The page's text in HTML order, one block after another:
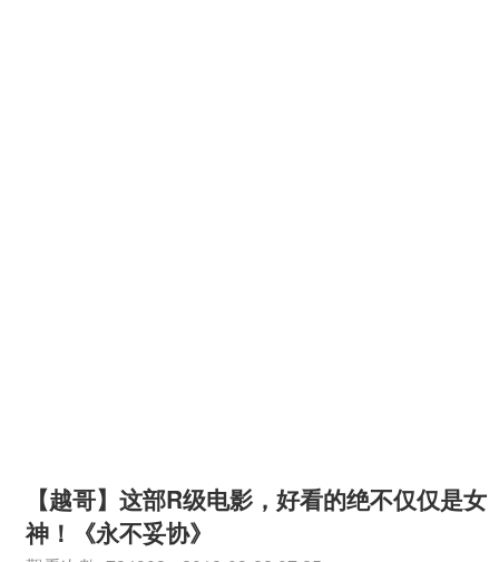
【越哥】这部R级电影，好看的绝不仅仅是女
神！《永不妥协》